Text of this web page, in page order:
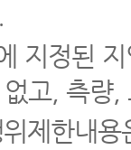
지정된
고, 측량
제한내